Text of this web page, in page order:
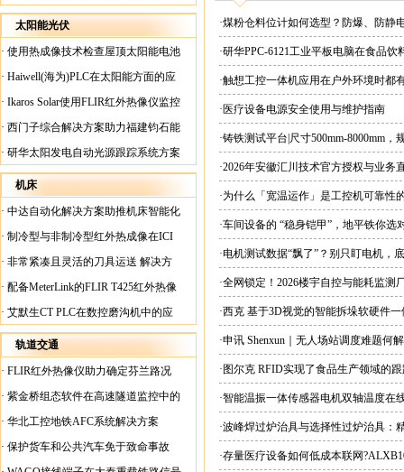
太阳能光伏
· 使用热成像技术检查屋顶太阳能电池
板
· Haiwell(海为)PLC在太阳能方面的应
用
· Ikaros Solar使用FLIR红外热像仪监控
已装太阳能电池板
· 西门子综合解决方案助力福建钧石能
源飞速发展
· 研华太阳发电自动光源跟踪系统方案
机床
· 中达自动化解决方案助推机床智能化
升级
· 制冷型与非制冷型红外热成像在ICI
工厂内完美配合
· 非常紧凑且灵活的刀具运送 解决方
案
· 配备MeterLink的FLIR T425红外热像
仪帮助Medite Europe Ltd加快红外检测
工作速度
· 艾默生CT PLC在数控磨沟机中的应
用
轨道交通
· FLIR红外热像仪助力确定芬兰路况
· 紫金桥组态软件在高速隧道监控中的
应用
· 华北工控地铁AFC系统解决方案
· 保护货车和公共汽车免于致命事故
·煤粉仓料位计如何选型？防爆、防静
·研华PPC-6121工业平板电脑在食品
·触想工控一体机应用在户外环境时都
·医疗设备电源安全使用与维护指南
·铸铁测试平台|尺寸500mm-8000mm，
·2026年安徽汇川技术官方授权与业务
现货直供平台
·为什么「宽温运作」是工控机可靠性
·车间设备的 “稳身铠甲”，地平铁你选
·电机测试数据“飘了”？别只盯电机，
·全网锁定！2026楼宇自控与能耗监
·西克 基于3D视觉的智能拆垛软硬件
·申讯 Shenxun｜无人场站调度难题何
·图尔克 RFID实现了食品生产领域的
·智能温振一体传感器电机双轴温度在
·波峰焊过炉治具与选择性过炉治具：
·存量医疗设备如何低成本联网